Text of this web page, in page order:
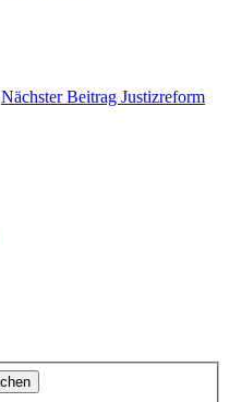
Nächster Beitrag Justizreform